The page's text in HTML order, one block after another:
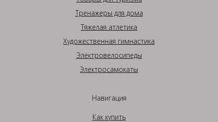
Тренажеры для дома
Тяжелая атлетика
Художественная гимнастика
Электровелосипеды
Электросамокаты
Навигация
Как купить